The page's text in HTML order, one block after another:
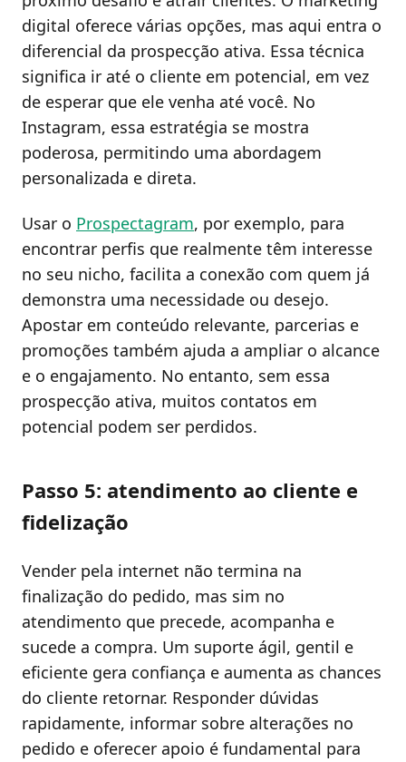
digital oferece várias opções, mas aqui entra o
diferencial da prospecção ativa. Essa técnica
significa ir até o cliente em potencial, em vez
de esperar que ele venha até você. No
Instagram, essa estratégia se mostra
poderosa, permitindo uma abordagem
personalizada e direta.
Usar o Prospectagram, por exemplo, para
encontrar perfis que realmente têm interesse
no seu nicho, facilita a conexão com quem já
demonstra uma necessidade ou desejo.
Apostar em conteúdo relevante, parcerias e
promoções também ajuda a ampliar o alcance
e o engajamento. No entanto, sem essa
prospecção ativa, muitos contatos em
potencial podem ser perdidos.
Passo 5: atendimento ao cliente e
fidelização
Vender pela internet não termina na
finalização do pedido, mas sim no
atendimento que precede, acompanha e
sucede a compra. Um suporte ágil, gentil e
eficiente gera confiança e aumenta as chances
do cliente retornar. Responder dúvidas
rapidamente, informar sobre alterações no
pedido e oferecer apoio é fundamental para